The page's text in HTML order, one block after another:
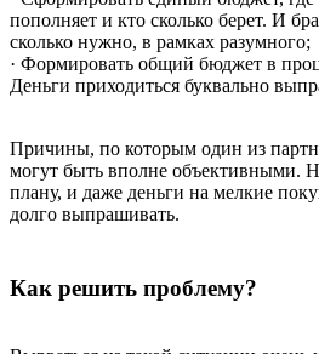
пополняет и кто сколько берет. И
сколько нужно, в рамках разумного;
· Формировать общий бюджет в
Деньги приходиться буквально
Причины, по которым один из
могут быть вполне объективными.
плану, и даже деньги на мелкие
долго выпрашивать.
Как решить проблему?